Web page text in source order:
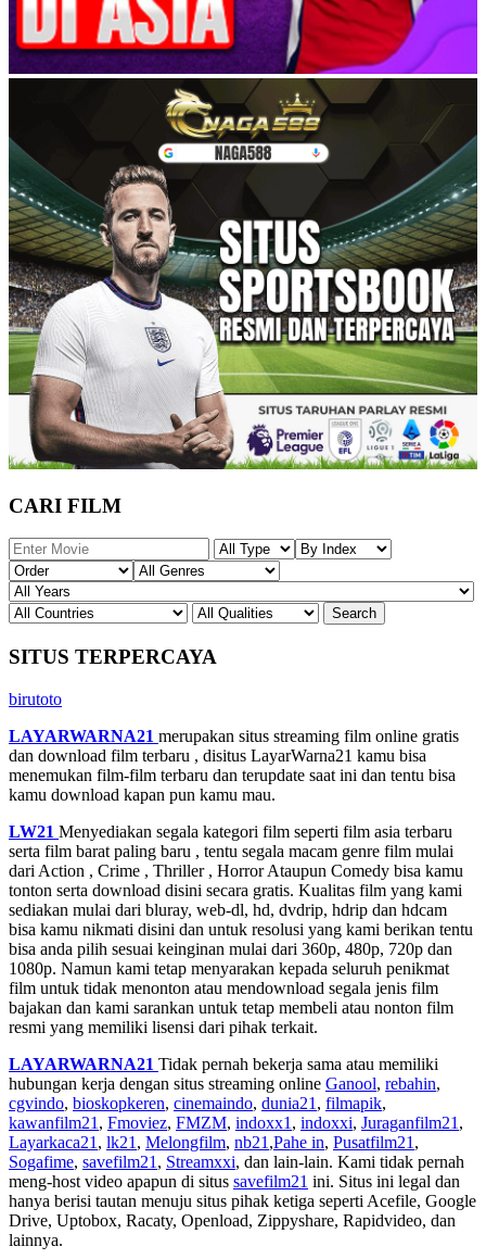
CARI FILM
SITUS TERPERCAYA
birutoto
LAYARWARNA21 merupakan situs streaming film online gratis
dan download film terbaru , disitus LayarWarna21 kamu bisa
menemukan film-film terbaru dan terupdate saat ini dan tentu bisa
kamu download kapan pun kamu mau.
LW21 Menyediakan segala kategori film seperti film asia terbaru
serta film barat paling baru , tentu segala macam genre film mulai
dari Action , Crime , Thriller , Horror Ataupun Comedy bisa kamu
tonton serta download disini secara gratis. Kualitas film yang kami
sediakan mulai dari bluray, web-dl, hd, dvdrip, hdrip dan hdcam
bisa kamu nikmati disini dan untuk resolusi yang kami berikan tentu
bisa anda pilih sesuai keinginan mulai dari 360p, 480p, 720p dan
1080p. Namun kami tetap menyarakan kepada seluruh penikmat
film untuk tidak menonton atau mendownload segala jenis film
bajakan dan kami sarankan untuk tetap membeli atau nonton film
resmi yang memiliki lisensi dari pihak terkait.
LAYARWARNA21 Tidak pernah bekerja sama atau memiliki
hubungan kerja dengan situs streaming online Ganool, rebahin,
cgvindo, bioskopkeren, cinemaindo, dunia21 , filmapik,
kawanfilm21 , Fmoviez, FMZM, indoxx1 , indoxxi, Juraganfilm21 ,
Layarkaca21 , lk21 , Melongfilm, nb21 ,Pahe in, Pusatfilm21 ,
Sogafime, savefilm21 , Streamxxi, dan lain-lain. Kami tidak pernah
meng-host video apapun di situs savefilm21 ini. Situs ini legal dan
hanya berisi tautan menuju situs pihak ketiga seperti Acefile, Google
Drive, Uptobox, Racaty, Openload, Zippyshare, Rapidvideo, dan
lainnya.